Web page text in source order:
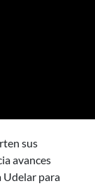
sus
avances
Udelar para